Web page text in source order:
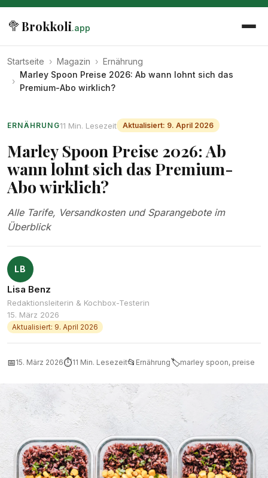
🥦Brokkoli.app
Startseite › Magazin › Ernährung
›
Marley Spoon Preise 2026: Ab wann lohnt sich das
Premium-Abo wirklich?
ERNÄHRUNG11 Min. Lesezeit Aktualisiert: 9. April 2026
Marley Spoon Preise 2026: Ab
wann lohnt sich das Premium-
Abo wirklich?
Alle Tarife, Versandkosten und Sparangebote im
Überblick
LB
Lisa Benz
Redaktionsleiterin & Kochbox-Testerin
15. März 2026
Aktualisiert: 9. April 2026
📅15. März 2026⏱11 Min. Lesezeit📂 Ernährung🏷marley spoon, preise